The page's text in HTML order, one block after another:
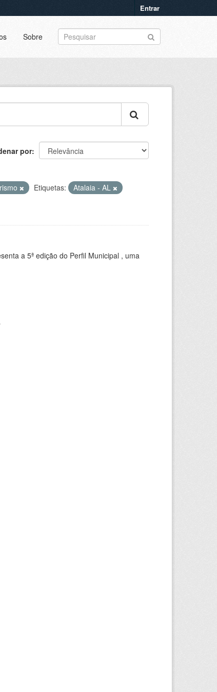
Entrar
Sobre
por
Etiquetas:
Atalaia - AL
a 5ª edição do Perfil Municipal , uma